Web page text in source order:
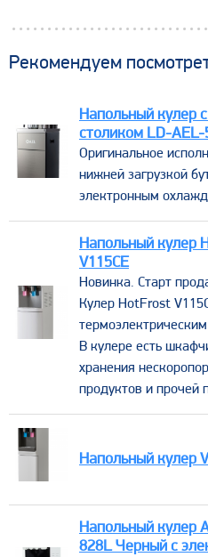
Рекомендуем
Напольный кулер
столиком LD-AEL-
​Оригинальное
нижней загрузкой
электронным
Напольный кулер
V115CE
Новинка. Старт
Кулер HotFrost
В кулере есть
хранения
продуктов и прочей
Напольный кулер
Напольный кулер
828L Черный с